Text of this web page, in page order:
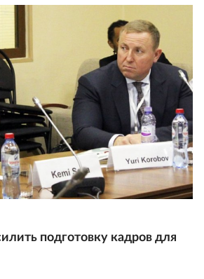
подготовку кадров для